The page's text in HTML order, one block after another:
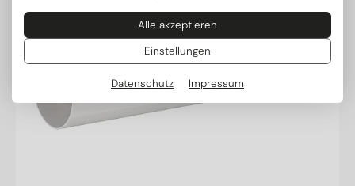
Alle akzeptieren
Einstellungen
Datenschutz Impressum